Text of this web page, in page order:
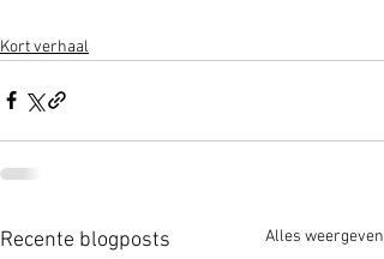
Kort verhaal
Recente blogposts Alles weergeven